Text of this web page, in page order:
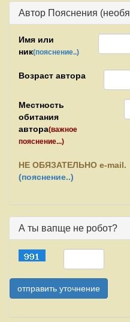
Автор Пояснения
Имя или
ник(пояснение..)
Возраст автора
Местность
обитания
автора(важное
пояснение...)
НЕ ОБЯЗАТЕЛЬНО e-mail.
(пояснение..)
А ты вапще не робот?